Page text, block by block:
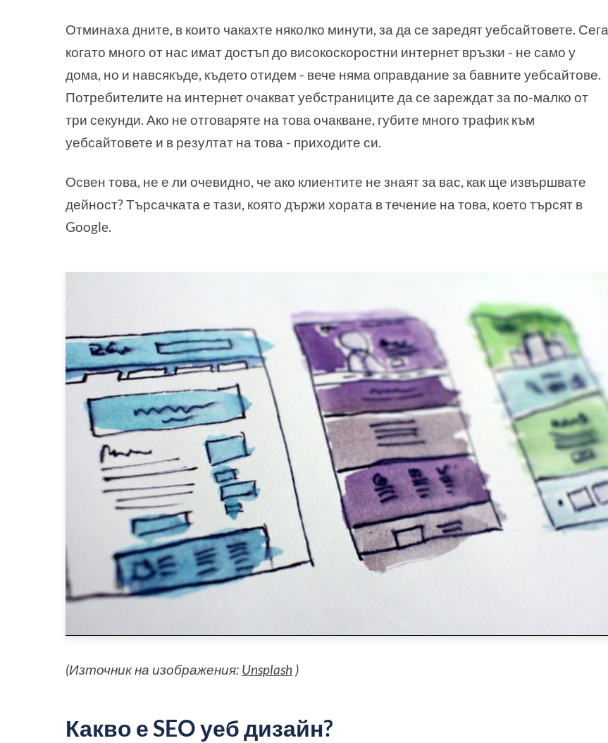
Отминаха дните, в които чакахте няколко минути, за да се заредят уебсайтовете. Сега,
когато много от нас имат достъп до високоскоростни интернет връзки - не само у
дома, но и навсякъде, където отидем - вече няма оправдание за бавните уебсайтове.
Потребителите на интернет очакват уебстраниците да се зареждат за по-малко от
три секунди. Ако не отговаряте на това очакване, губите много трафик към
уебсайтовете и в резултат на това - приходите си.
Освен това, не е ли очевидно, че ако клиентите не знаят за вас, как ще извършвате
дейност? Търсачката е тази, която държи хората в течение на това, което търсят в
Google.
(Източник на изображения: Unsplash )
Какво е SEO уеб дизайн?